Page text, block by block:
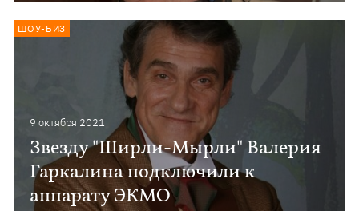
9 октября 2021
Звезду "Ширли-Мырли" Валерия
Гаркалина подключили к
аппарату ЭКМО
ШОУ-БИЗ